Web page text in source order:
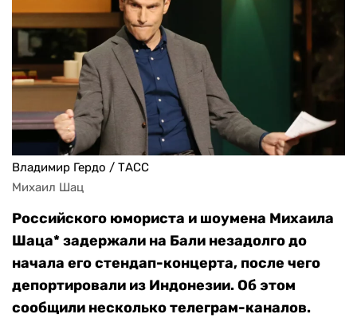
Владимир Гердо / ТАСС
Михаил Шац
Российского юмориста и шоумена Михаила
Шаца* задержали на Бали незадолго до
начала его стендап-концерта, после чего
депортировали из Индонезии. Об этом
сообщили несколько телеграм-каналов.